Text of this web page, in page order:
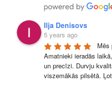
Ilja Denisovs
5 years ago
Mēs
Amatnieki ieradās
un precīzi. Durvju
viszemākās pilsētā.